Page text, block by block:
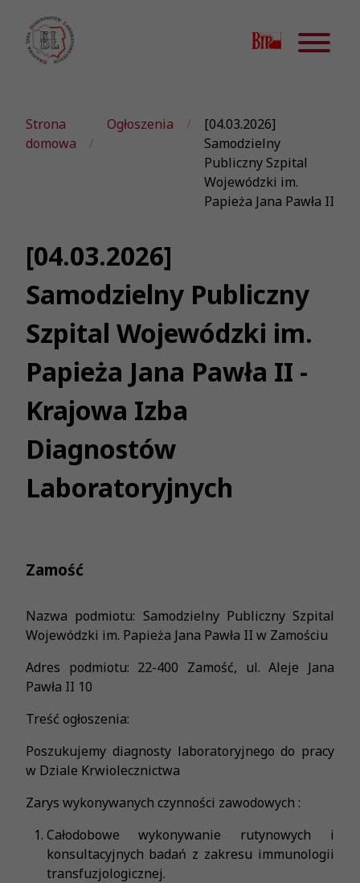
Strona
domowa
Ogłoszenia
[04.03.2026]
Samodzielny
Publiczny Szpital
Wojewódzki im.
Papieża Jana Pawła II
[04.03.2026]
Samodzielny Publiczny
Szpital Wojewódzki im.
Papieża Jana Pawła II -
Krajowa Izba
Diagnostów
Laboratoryjnych
Zamość
Nazwa podmiotu: Samodzielny Publiczny Szpital
Wojewódzki im. Papieża Jana Pawła II w Zamościu
Adres podmiotu: 22-400 Zamość, ul. Aleje Jana
Pawła II 10
Treść ogłoszenia:
Poszukujemy diagnosty laboratoryjnego do pracy
w Dziale Krwiolecznictwa
Zarys wykonywanych czynności zawodowych :
Całodobowe wykonywanie rutynowych i
konsultacyjnych badań z zakresu immunologii
transfuzjologicznej.